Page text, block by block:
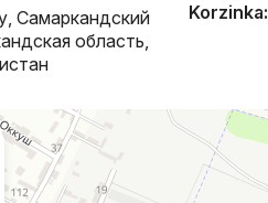
Самаркандский
область,
Korzinka: